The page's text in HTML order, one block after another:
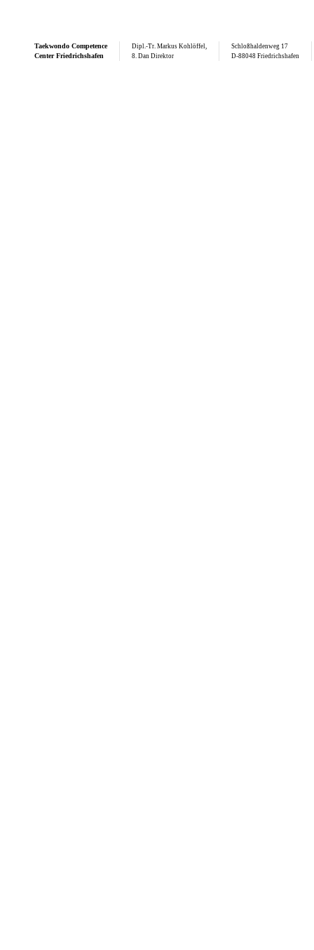
Taekwondo Competence
Center Friedrichshafen
Dipl.-Tr. Markus Kohlöffel,
8. Dan Direktor
Schloßhaldenweg 17
D-88048 Friedrichshafen